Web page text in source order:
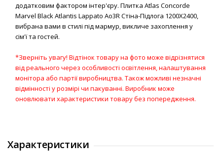
додатковим фактором інтер'єру. Плитка Atlas Concorde
Marvel Black Atlantis Lappato Ao3R Стіна-Підлога 1200Х2400,
вибрана вами в стилі під мармур, викличе захоплення у
сім'ї та гостей.
*Зверніть увагу! Відтінок товару на фото може відрізнятися
від реального через особливості освітлення, налаштування
монітора або партії виробництва. Також можливі незначні
відмінності у розмірі чи пакуванні. Виробник може
оновлювати характеристики товару без попередження.
Характеристики